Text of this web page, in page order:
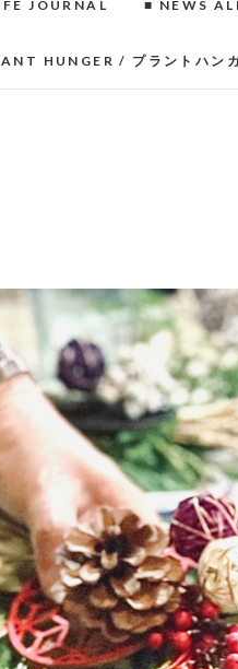
JOURNAL ■ NEWS
HUNGER / プラントハン